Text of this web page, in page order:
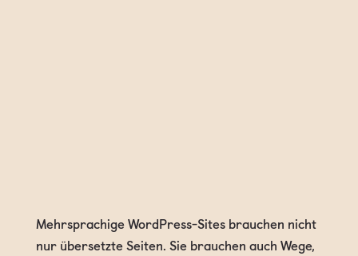
Mehrsprachige WordPress-Sites brauchen nicht
nur übersetzte Seiten. Sie brauchen auch Wege,